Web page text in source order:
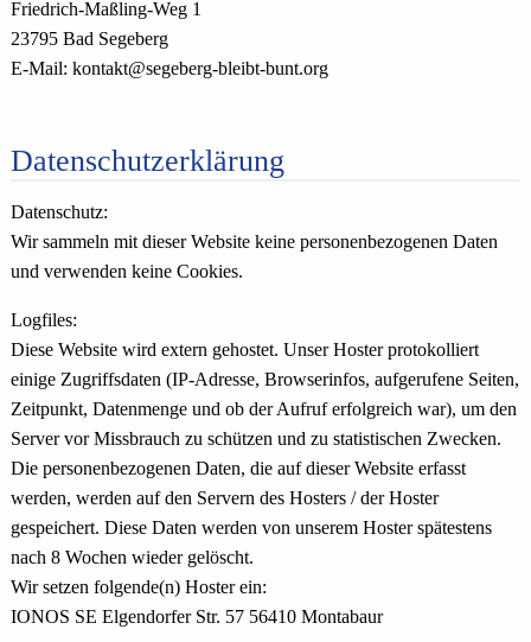
Friedrich-Maßling-Weg 1
23795 Bad Segeberg
E-Mail: kontakt@segeberg-bleibt-bunt.org
Datenschutzerklärung
Datenschutz:
Wir sammeln mit dieser Website keine personenbezogenen Daten
und verwenden keine Cookies.
Logfiles:
Diese Website wird extern gehostet. Unser Hoster protokolliert
einige Zugriffsdaten (IP-Adresse, Browserinfos, aufgerufene Seiten,
Zeitpunkt, Datenmenge und ob der Aufruf erfolgreich war), um den
Server vor Missbrauch zu schützen und zu statistischen Zwecken.
Die personenbezogenen Daten, die auf dieser Website erfasst
werden, werden auf den Servern des Hosters / der Hoster
gespeichert. Diese Daten werden von unserem Hoster spätestens
nach 8 Wochen wieder gelöscht.
Wir setzen folgende(n) Hoster ein:
IONOS SE Elgendorfer Str. 57 56410 Montabaur